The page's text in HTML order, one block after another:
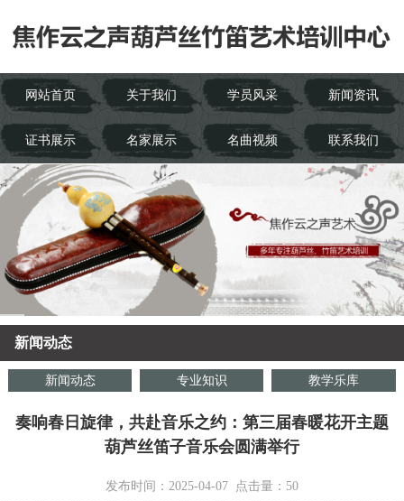
网站首页 关于我们 学员风采 新闻资讯
证书展示 名家展示 名曲视频 联系我们
新闻动态
新闻动态 专业知识 教学乐库
奏响春日旋律，共赴音乐之约：第三届春暖花开主题
葫芦丝笛子音乐会圆满举行
发布时间：2025-04-07 点击量： 50